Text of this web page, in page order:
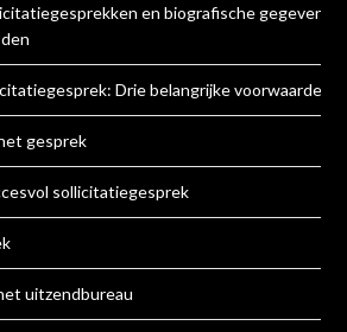
en biografische gegevens
Drie belangrijke voorwaarden
gesprek
sollicitatiegesprek
uitzendbureau